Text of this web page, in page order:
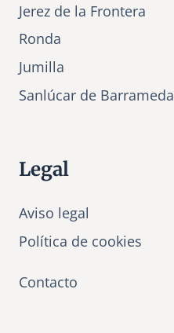
Jerez de la Frontera
Ronda
Jumilla
Sanlúcar de Barrameda
Legal
Aviso legal
Política de cookies
Contacto